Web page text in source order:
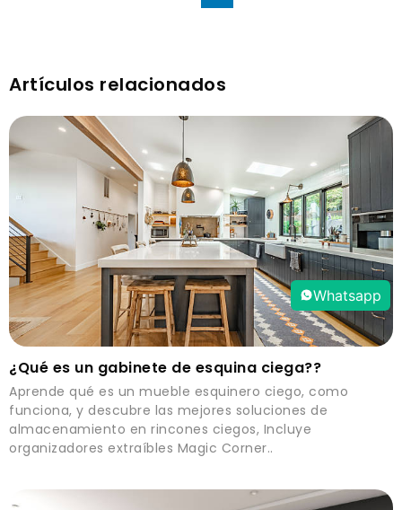
Artículos relacionados
¿Qué es un gabinete de esquina ciega??
Aprende qué es un mueble esquinero ciego, como
funciona, y descubre las mejores soluciones de
almacenamiento en rincones ciegos, Incluye
organizadores extraíbles Magic Corner..
Whatsapp